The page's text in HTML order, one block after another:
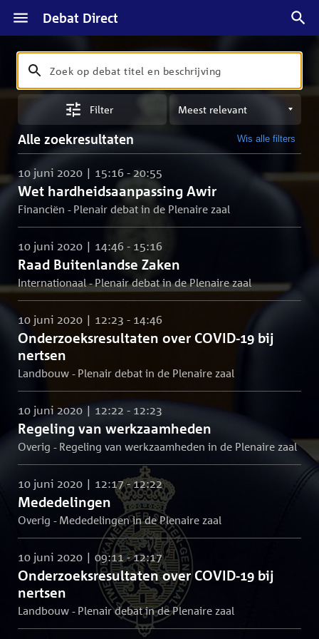
Debat Direct
Zoeken
Zoek
op
en
beschrijving
Filter
Sorteren
op
meest
Alle zoekresultaten Wis alle filters
Wet hardheidsaanpassing Awir
10 juni 2020 | 15:16 - 20:55
Financiën - Plenair debat in de Plenaire zaal
Raad Buitenlandse Zaken
10 juni 2020 | 14:46 - 15:16
Internationaal - Plenair debat in de Plenaire zaal
Onderzoeksresultaten over COVID-19 bij
nertsen
10 juni 2020 | 12:23 - 14:46
Landbouw - Plenair debat in de Plenaire zaal
Regeling van werkzaamheden
10 juni 2020 | 12:22 - 12:23
Overig - Regeling van werkzaamheden in de Plenaire zaal
Mededelingen
10 juni 2020 | 12:17 - 12:22
Overig - Mededelingen in de Plenaire zaal
Onderzoeksresultaten over COVID-19 bij
nertsen
10 juni 2020 | 09:11 - 12:17
Landbouw - Plenair debat in de Plenaire zaal